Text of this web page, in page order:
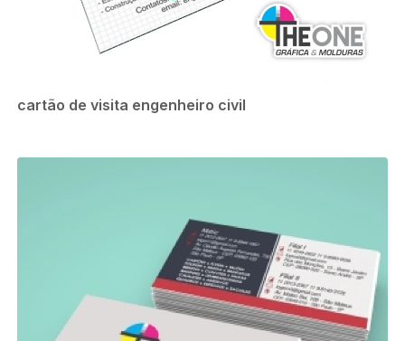
cartão de visita engenheiro civil